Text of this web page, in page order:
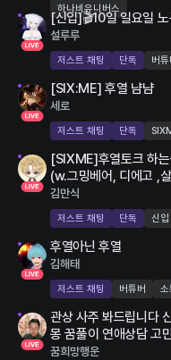
하나비유니버스
LIVE 6명
[신입]🎬10일 일요일
설루루
저스트 채팅 단독 버튜
LIVE 4명
[SIX:ME] 후열 냠냠
세로
저스트 채팅 단독
LIVE 9명
[SIXME]후열토크 하
(w.그밍베어, 디에고 ,
김만식
저스트 채팅 단독 신입
LIVE후열아닌 후열
김해태
저스트 채팅 버튜버 소
LIVE 1명
관상 사주 봐드립니다
몽 꿈풀이 연애상담 고
꿈희망행운